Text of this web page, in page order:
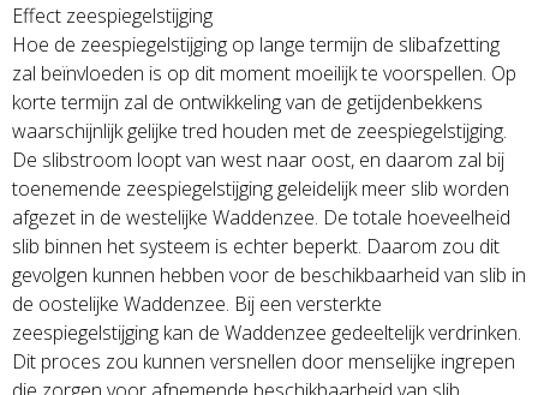
Effect zeespiegelstijging
Hoe de zeespiegelstijging op lange termijn de slibafzetting
zal beïnvloeden is op dit moment moeilijk te voorspellen. Op
korte termijn zal de ontwikkeling van de getijdenbekkens
waarschijnlijk gelijke tred houden met de zeespiegelstijging.
De slibstroom loopt van west naar oost, en daarom zal bij
toenemende zeespiegelstijging geleidelijk meer slib worden
afgezet in de westelijke Waddenzee. De totale hoeveelheid
slib binnen het systeem is echter beperkt. Daarom zou dit
gevolgen kunnen hebben voor de beschikbaarheid van slib in
de oostelijke Waddenzee. Bij een versterkte
zeespiegelstijging kan de Waddenzee gedeeltelijk verdrinken.
Dit proces zou kunnen versnellen door menselijke ingrepen
die zorgen voor afnemende beschikbaarheid van slib.